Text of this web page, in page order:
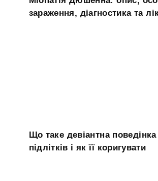
зараження, діагностика та
Що таке девіантна поведінка
підлітків і як її коригувати